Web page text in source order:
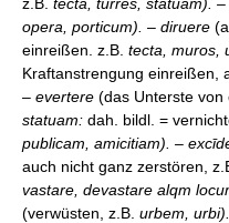
opera, porticum). – diruere
einreißen. z.B. tecta, muros,
Kraftanstrengung einreißen,
– evertere (das Unterste von
statuam: dah. bildl. =
publicam, amicitiam). –
auch nicht ganz zerstören,
vastare, devastare alqm
(verwüsten, z.B. urbem,